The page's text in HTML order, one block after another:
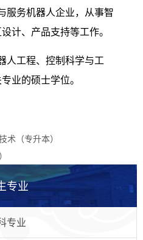
服务机器人企业，从事智
计、产品支持等工作。
人工程、控制科学与工
业的硕士学位。
术（专升本）
专业
专业